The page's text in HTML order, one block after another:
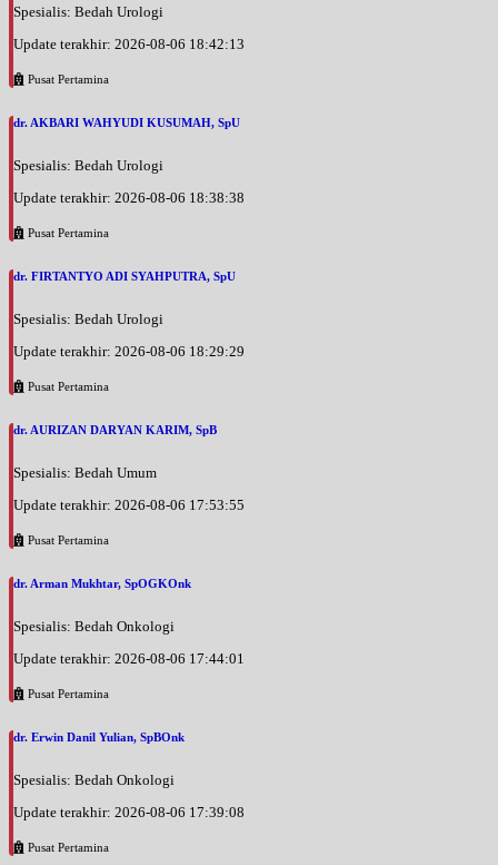
Spesialis: Bedah Urologi
Update terakhir: 2026-08-06 18:42:13
Pusat Pertamina
dr. AKBARI WAHYUDI KUSUMAH, SpU
Spesialis: Bedah Urologi
Update terakhir: 2026-08-06 18:38:38
Pusat Pertamina
dr. FIRTANTYO ADI SYAHPUTRA, SpU
Spesialis: Bedah Urologi
Update terakhir: 2026-08-06 18:29:29
Pusat Pertamina
dr. AURIZAN DARYAN KARIM, SpB
Spesialis: Bedah Umum
Update terakhir: 2026-08-06 17:53:55
Pusat Pertamina
dr. Arman Mukhtar, SpOGKOnk
Spesialis: Bedah Onkologi
Update terakhir: 2026-08-06 17:44:01
Pusat Pertamina
dr. Erwin Danil Yulian, SpBOnk
Spesialis: Bedah Onkologi
Update terakhir: 2026-08-06 17:39:08
Pusat Pertamina